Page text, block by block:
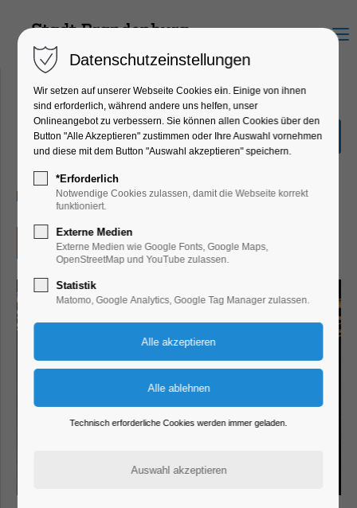
Menu
Mittagsklang
Konzert, Musik
14.07.2025, 13:30
Eintritt frei
Datenschutzeinstellungen
Wir setzen auf unserer Webseite Cookies ein. Einige von ihnen
sind erforderlich, während andere uns helfen, unser
Onlineangebot zu verbessern. Sie können allen Cookies über den
Button "Alle Akzeptieren" zustimmen oder Ihre Auswahl vornehmen
und diese mit dem Button "Auswahl akzeptieren" speichern.
*Erforderlich
Notwendige Cookies zulassen, damit die Webseite korrekt
funktioniert.
Externe Medien
Externe Medien wie Google Fonts, Google Maps,
OpenStreetMap und YouTube zulassen.
Statistik
Matomo, Google Analytics, Google Tag Manager zulassen.
Technisch erforderliche Cookies werden immer geladen.